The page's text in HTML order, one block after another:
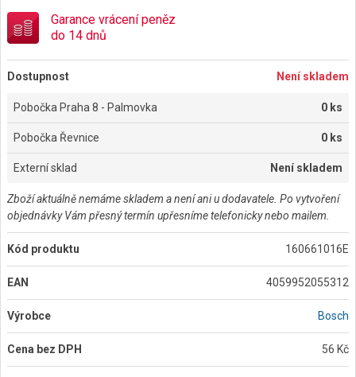
Garance vrácení peněz
do 14 dnů
Dostupnost Není skladem
Pobočka Praha 8 - Palmovka 0 ks
Pobočka Řevnice 0 ks
Externí sklad Není skladem
Zboží aktuálně nemáme skladem a není ani u dodavatele. Po vytvoření
objednávky Vám přesný termín upřesníme telefonicky nebo mailem.
Kód produktu 160661016E
EAN 4059952055312
Výrobce Bosch
Cena bez DPH 56 Kč